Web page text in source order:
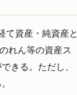
て資産・純資産と
れん等の資産ス
きる。ただし、